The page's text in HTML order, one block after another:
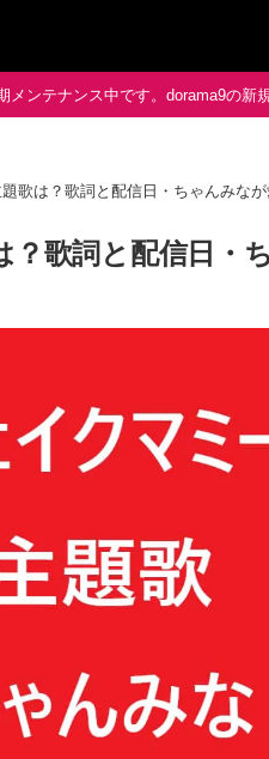
メンテナンス中です。dorama9の新
題歌は？歌詞と配信日・ちゃんみな
？歌詞と配信日・